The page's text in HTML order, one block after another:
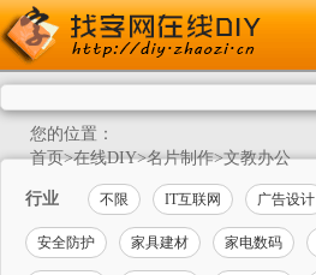
您的位置：
首页>在线DIY>名片制作>文教办公
行业 不限 IT互联网 广告设计
安全防护 家具建材 家电数码